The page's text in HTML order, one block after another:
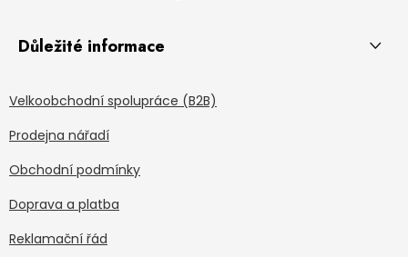
Důležité informace
Velkoobchodní spolupráce (B2B)
Prodejna nářadí
Obchodní podmínky
Doprava a platba
Reklamační řád